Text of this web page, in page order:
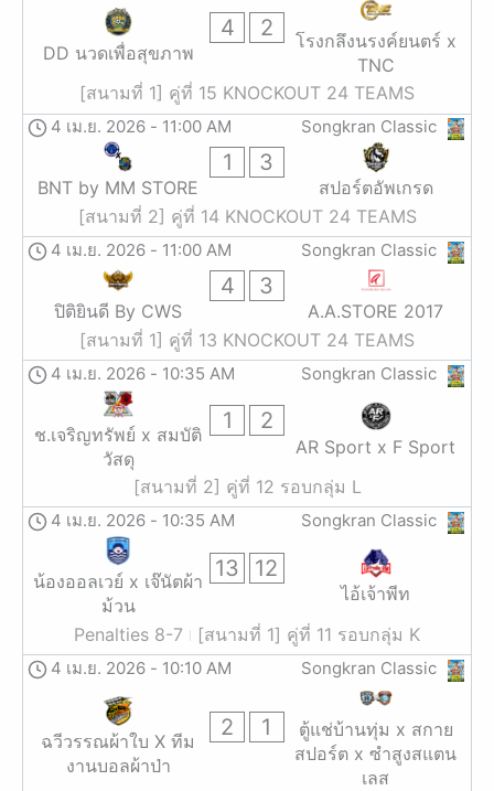
DD นวดเพื่อสุขภาพ
4 2
โรงกลึงนรงค์ยนตร์ x
TNC
[สนามที่ 1] คู่ที่ 15 KNOCKOUT 24 TEAMS
Songkran Classic
4 เม.ย. 2026 - 11:00 AM
BNT by MM STORE
1 3
สปอร์ตอัพเกรด
[สนามที่ 2] คู่ที่ 14 KNOCKOUT 24 TEAMS
Songkran Classic
4 เม.ย. 2026 - 11:00 AM
ปิติยินดี By CWS
4 3
A.A.STORE 2017
[สนามที่ 1] คู่ที่ 13 KNOCKOUT 24 TEAMS
Songkran Classic
4 เม.ย. 2026 - 10:35 AM
ช.เจริญทรัพย์ x สมบัติ
วัสดุ
1 2
AR Sport x F Sport
[สนามที่ 2] คู่ที่ 12 รอบกลุ่ม L
Songkran Classic
4 เม.ย. 2026 - 10:35 AM
น้องออลเวย์ x เจ๊นัตผ้า
ม้วน
13 12
ไอ้เจ้าพีท
Penalties 8-7
[สนามที่ 1] คู่ที่ 11 รอบกลุ่ม K
Songkran Classic
4 เม.ย. 2026 - 10:10 AM
ฉวีวรรณผ้าใบ X ทีม
งานบอลผ้าป่า
2 1
ตู้แช่บ้านทุ่ม x สกาย
สปอร์ต x ซำสูงสแตน
เลส